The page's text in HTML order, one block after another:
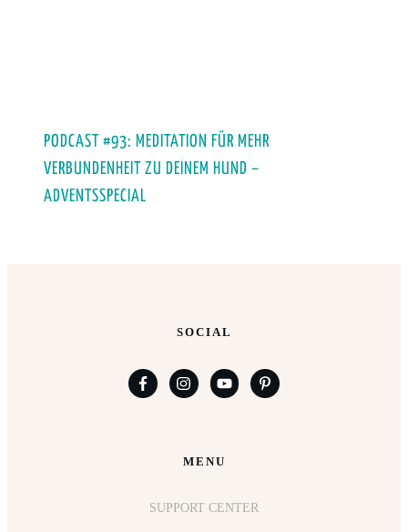
PODCAST #93: MEDITATION FÜR MEHR
VERBUNDENHEIT ZU DEINEM HUND –
ADVENTSSPECIAL
MENU
SUPPORT CENTER
SOCIAL